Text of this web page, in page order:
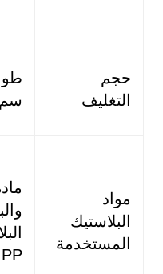
حجم
التغليف
سم
مواد
البلاستيك
المستخدمة
PP